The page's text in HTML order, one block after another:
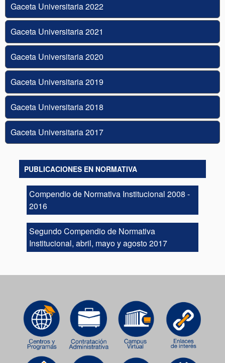
Gaceta Universitaria 2022
Gaceta Universitaria 2021
Gaceta Universitaria 2020
Gaceta Universitaria 2019
Gaceta Universitaria 2018
Gaceta Universitaria 2017
PUBLICACIONES EN NORMATIVA
Compendio de Normativa Institucional 2008 -
2016
Segundo Compendio de Normativa
Institucional, abril, mayo y agosto 2017